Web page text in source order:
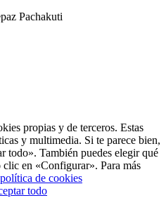
Pachakuti
propias y de terceros. Estas
y multimedia. Si te parece bien,
todo». También puedes elegir qué
en «Configurar». Para más
de cookies
todo